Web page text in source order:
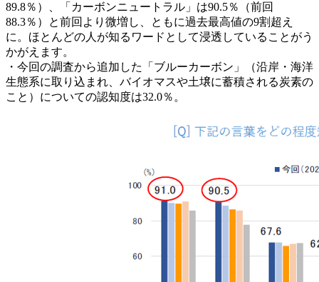
89.8％）、「カーボンニュートラル」は90.5％（前回
88.3％）と前回より微増し、ともに過去最高値の9割超え
に。ほとんどの人が知るワードとして浸透していることがう
かがえます。
・今回の調査から追加した「ブルーカーボン」（沿岸・海洋
生態系に取り込まれ、バイオマスや土壌に蓄積される炭素の
こと）についての認知度は32.0％。